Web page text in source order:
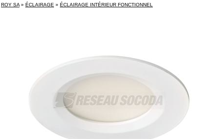
ROY SA » ÉCLAIRAGE » ÉCLAIRAGE INTÉRIEUR FONCTIONNEL